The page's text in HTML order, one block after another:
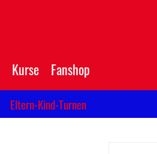
Kurse Fanshop
Eltern-Kind-Turnen